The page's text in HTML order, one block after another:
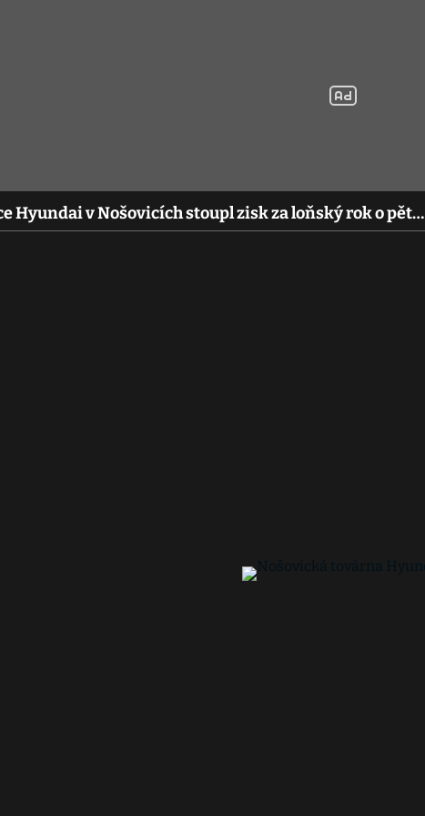
Hyundai v Nošovicích stoupl zisk za loňský rok o pět…